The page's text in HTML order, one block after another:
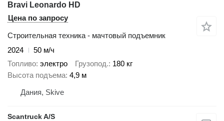
Bravi Leonardo HD
Цена по запросу
Строительная техника - мачтовый подъемник
2024
50 м/ч
Топливо электро Грузопод. 180 кг
Высота подъема 4,9 м
Дания, Skive
Scantruck A/S